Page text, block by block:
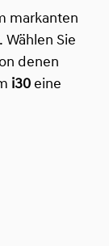
markanten
Wählen Sie
denen
i30 eine